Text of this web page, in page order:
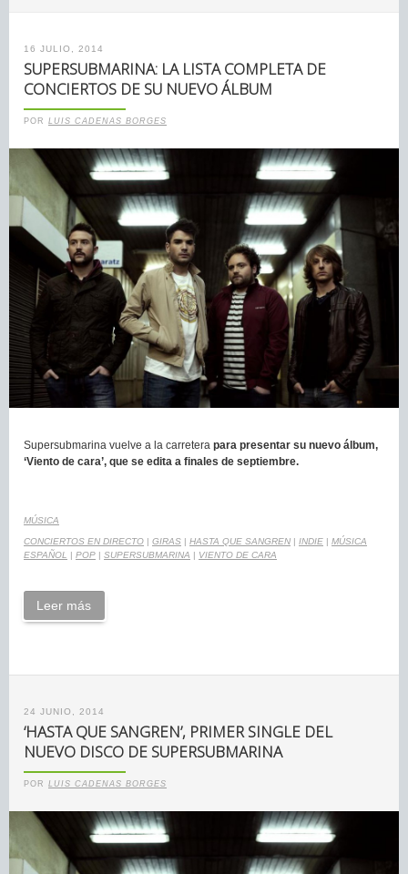
16 JULIO, 2014
SUPERSUBMARINA: LA LISTA COMPLETA DE
CONCIERTOS DE SU NUEVO ÁLBUM
POR LUIS CADENAS BORGES
Supersubmarina vuelve a la carretera para presentar su nuevo álbum,
‘Viento de cara’, que se edita a finales de septiembre.
MÚSICA
CONCIERTOS EN DIRECTO | GIRAS | HASTA QUE SANGREN | INDIE | MÚSICA
ESPAÑOL
| POP | SUPERSUBMARINA | VIENTO DE CARA
Leer más
24 JUNIO, 2014
‘HASTA QUE SANGREN’, PRIMER SINGLE DEL
NUEVO DISCO DE SUPERSUBMARINA
POR LUIS CADENAS BORGES